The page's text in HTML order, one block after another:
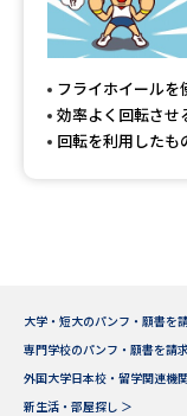
フライホイールを
効率よく回転させ
回転を利用したも
大学・短大のパンフ・願書を
専門学校のパンフ・願書を請
外国大学日本校・留学関連機
新生活・部屋探し ＞